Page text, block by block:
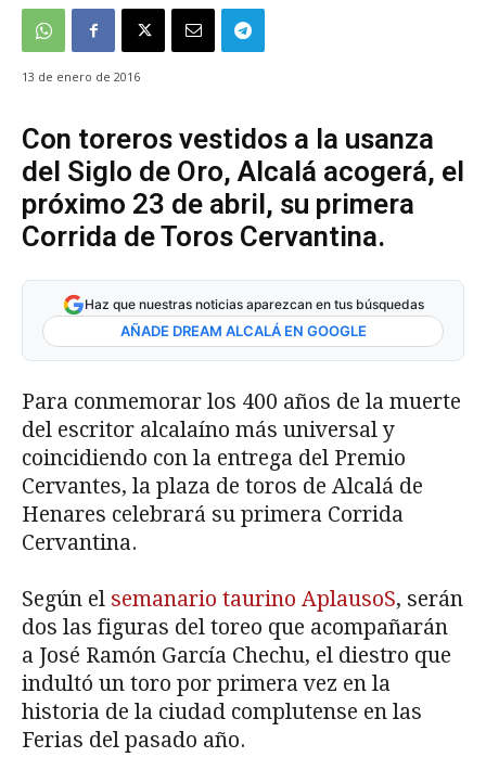
13 de enero de 2016
Con toreros vestidos a la usanza
del Siglo de Oro, Alcalá acogerá, el
próximo 23 de abril, su primera
Corrida de Toros Cervantina.
Haz que nuestras noticias aparezcan en tus búsquedas
AÑADE DREAM ALCALÁ EN GOOGLE
Para conmemorar los 400 años de la muerte
del escritor alcalaíno más universal y
coincidiendo con la entrega del Premio
Cervantes, la plaza de toros de Alcalá de
Henares celebrará su primera Corrida
Cervantina.
Según el semanario taurino AplausoS, serán
dos las figuras del toreo que acompañarán
a José Ramón García Chechu, el diestro que
indultó un toro por primera vez en la
historia de la ciudad complutense en las
Ferias del pasado año.